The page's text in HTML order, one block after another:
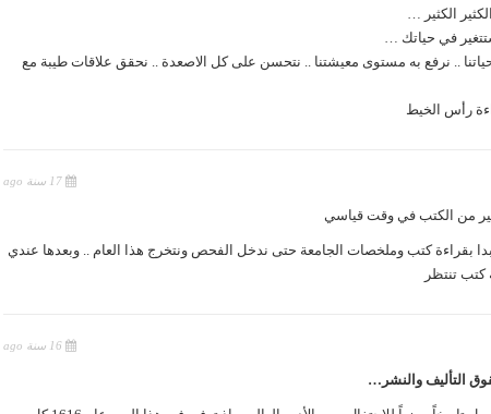
الكثير …
ستتغير في حياتك …
.. نرفع به مستوى معيشتنا .. نتحسن على كل الاصعدة .. نحقق علاقات طيبة مع
رأس الخيط
من الكتب في وقت قياسي
بقراءة كتب وملخصات الجامعة حتى ندخل الفحص ونتخرج هذا العام .. وبعدها عندي
تنتظر